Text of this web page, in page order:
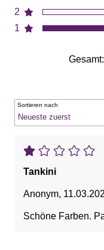
2
1
Gesamt:
Sortieren nach
Tankini
Anonym,